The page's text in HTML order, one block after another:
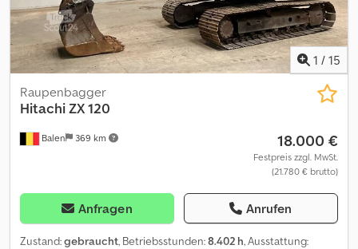
1 / 15
Balen 369 km
Raupenbagger
HitachiZX 120
18.000 €
Festpreis zzgl. MwSt.
(21.780 € brutto)
Anfragen Anrufen
Zustand:gebraucht, Betriebsstunden:8.402 h, Ausstattung: